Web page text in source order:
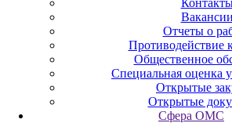
Вакансии
Отчеты о
Противодействие
Общественное
Специальная оценка
Открытые
Открытые
Сфера ОМС